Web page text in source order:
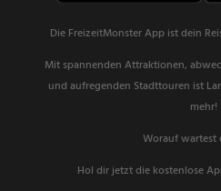
Die FreizeitMonster App ist dein
Mit spannenden Attraktionen,
und aufregenden Stadttouren ist
mehr!
Worauf wartest
Hol dir jetzt die kostenlose